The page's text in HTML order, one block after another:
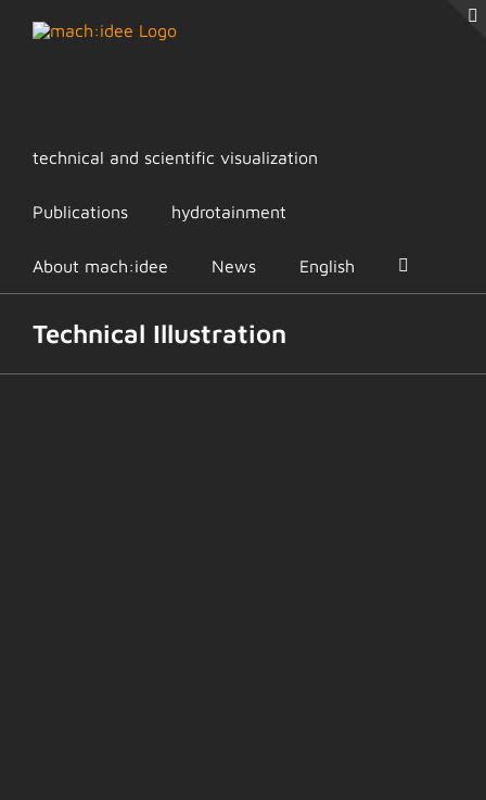
technical and scientific visualization
Publications hydrotainment
About mach:idee News English
Technical Illustration